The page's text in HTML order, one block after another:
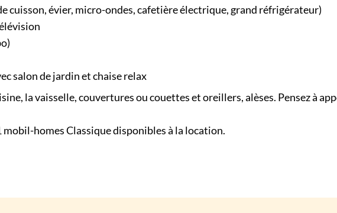
cuisson, évier, micro-ondes, cafetière électrique, grand réfrigérateur)
salon de jardin et chaise relax
la vaisselle, couvertures ou couettes et oreillers, alèses. Pensez à
mobil-homes Classique disponibles à la location.